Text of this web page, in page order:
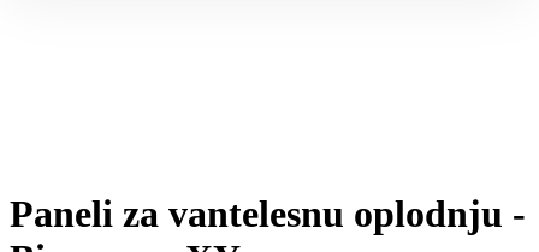
Paneli za vantelesnu oplodnju -